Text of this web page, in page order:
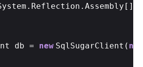
db = new SqlSugarClient( new